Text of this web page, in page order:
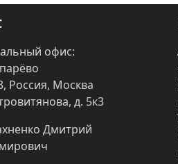
офис:
Россия, Москва
д. 5к3
Дмитрий